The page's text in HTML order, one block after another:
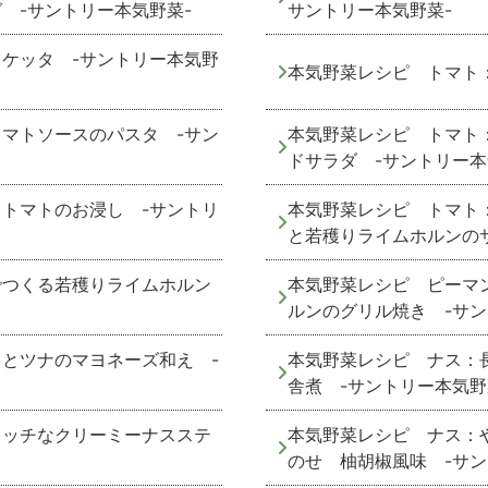
-サントリー本気野菜- サントリー本気野菜-
ッタ -サントリー本気野
本気野菜レシピ トマト
トソースのパスタ -サン
本気野菜レシピ トマト
ドサラダ -サントリー
マトのお浸し -サントリ
本気野菜レシピ トマト
と若穫りライムホルン
くる若穫りライムホルン
本気野菜レシピ ピーマ
ルンのグリル焼き -サ
ツナのマヨネーズ和え -
本気野菜レシピ ナス：
舎煮 -サントリー本気
チなクリーミーナスステ
本気野菜レシピ ナス：
のせ 柚胡椒風味 -サン